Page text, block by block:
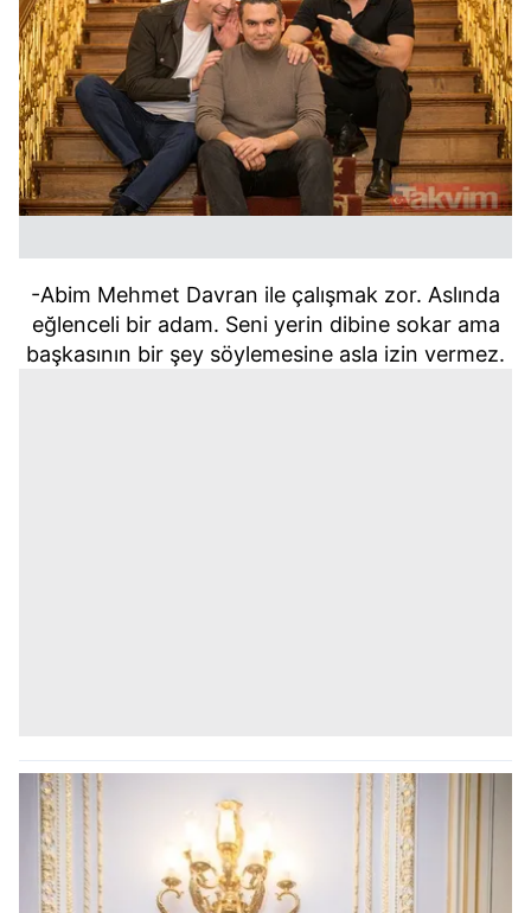
-Abim Mehmet Davran ile çalışmak zor. Aslında
eğlenceli bir adam. Seni yerin dibine sokar ama
başkasının bir şey söylemesine asla izin vermez.